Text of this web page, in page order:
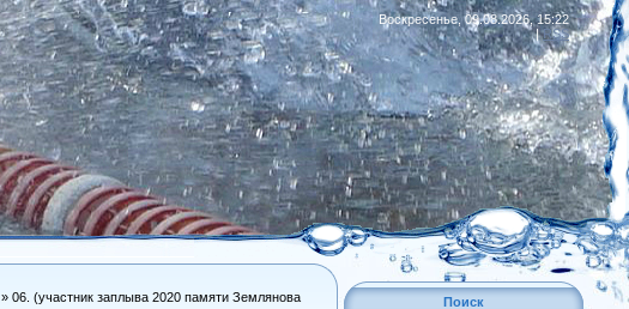
Воскресенье, 09.08.2026, 15:22
|RSS
» 06. (участник заплыва 2020 памяти Землянова
Поиск